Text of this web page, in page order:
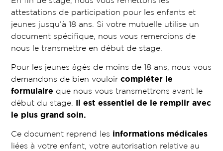
attestations de participation pour les enfants et
jeunes jusqu’à 18 ans. Si votre mutuelle utilise un
document spécifique, nous vous remercions de
nous le transmettre en début de stage.
Pour les jeunes âgés de moins de 18 ans, nous vous
demandons de bien vouloircompléter le
formulaire que nous vous transmettrons avant le
début du stage. Il est essentiel de le remplir avec
le plus grand soin.
Ce document reprend les informations médicales
liées à votre enfant, votre autorisation relative au